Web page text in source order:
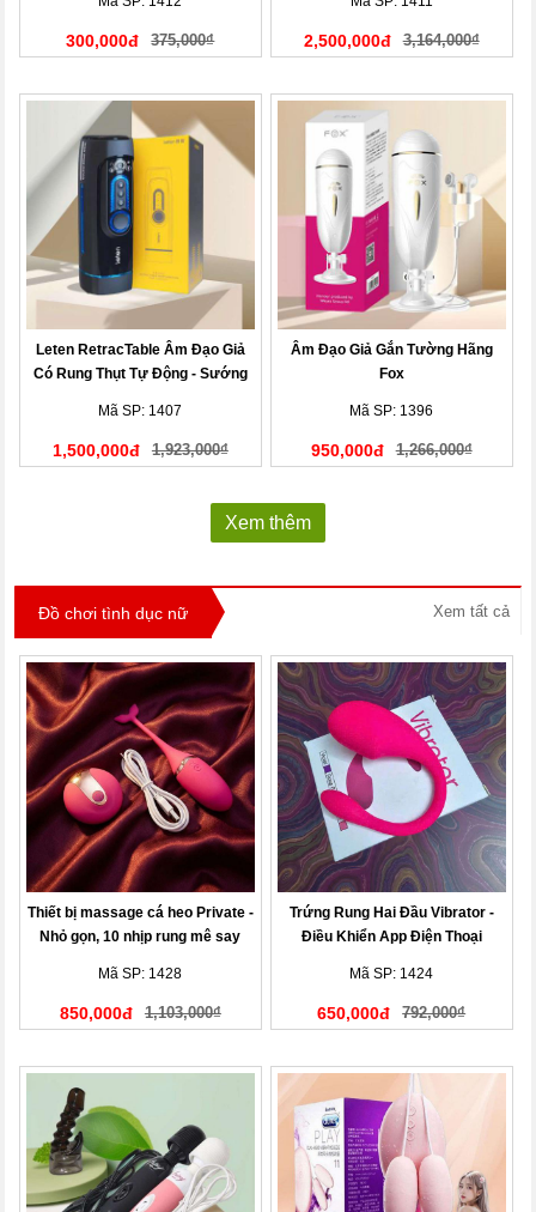
300,000đ 375,000₫ 2,500,000đ 3,164,000₫
Leten RetracTable Âm Đạo Giả
Có Rung Thụt Tự Động - Sướng
Mã SP: 1407
1,500,000đ 1,923,000₫
Âm Đạo Giả Gắn Tường Hãng
Fox
Mã SP: 1396
950,000đ 1,266,000₫
Xem thêm
Đồ chơi tình dục nữ Xem tất cả
Thiết bị massage cá heo Private -
Nhỏ gọn, 10 nhịp rung mê say
Mã SP: 1428
850,000đ 1,103,000₫
Trứng Rung Hai Đầu Vibrator -
Điều Khiển App Điện Thoại
Mã SP: 1424
650,000đ 792,000₫